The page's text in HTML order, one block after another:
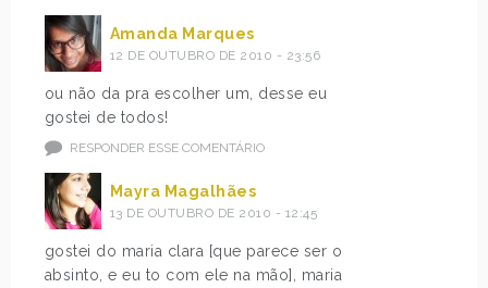
Amanda Marques
12 DE OUTUBRO DE 2010 - 23:56
ou não da pra escolher um, desse eu
gostei de todos!
RESPONDER ESSE COMENTÁRIO
Mayra Magalhães
13 DE OUTUBRO DE 2010 - 12:45
gostei do maria clara [que parece ser o
absinto, e eu to com ele na mão], maria